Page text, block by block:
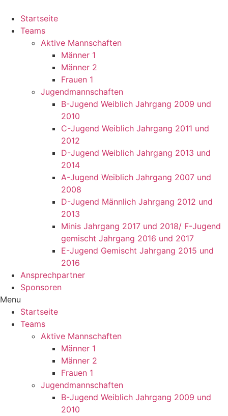
Startseite
Teams
Aktive Mannschaften
Männer 1
Männer 2
Frauen 1
Jugendmannschaften
B-Jugend Weiblich Jahrgang 2009 und
2010
C-Jugend Weiblich Jahrgang 2011 und
2012
D-Jugend Weiblich Jahrgang 2013 und
2014
A-Jugend Weiblich Jahrgang 2007 und
2008
D-Jugend Männlich Jahrgang 2012 und
2013
Minis Jahrgang 2017 und 2018/ F-Jugend
gemischt Jahrgang 2016 und 2017
E-Jugend Gemischt Jahrgang 2015 und
2016
Ansprechpartner
Sponsoren
Menu
Startseite
Teams
Aktive Mannschaften
Männer 1
Männer 2
Frauen 1
Jugendmannschaften
B-Jugend Weiblich Jahrgang 2009 und
2010